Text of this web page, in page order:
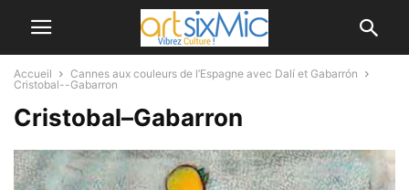
Accueil
Cannes aux couleurs de l’Espagne avec Dalí et Gabarrón
Cristobal--Gabarron
Cristobal–Gabarron